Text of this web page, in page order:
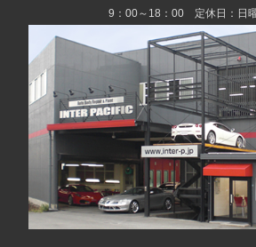
9：00～18：00 定休日：日